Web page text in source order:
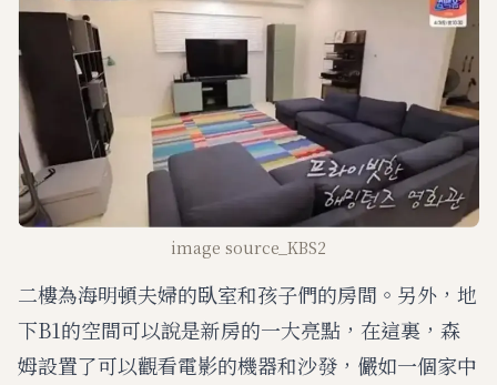
image source_KBS2
二樓為海明頓夫婦的臥室和孩子們的房間。另外，地
下B1的空間可以說是新房的一大亮點，在這裏，森
姆設置了可以觀看電影的機器和沙發，儼如一個家中